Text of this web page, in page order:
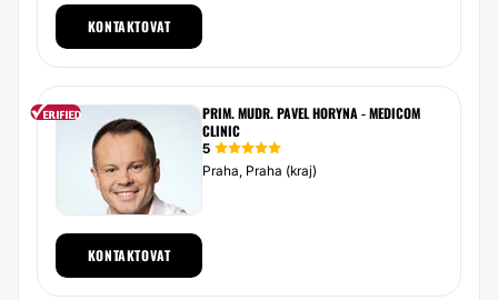
KONTAKTOVAT
PRIM. MUDR. PAVEL HORYNA - MEDICOM
CLINIC
5
Praha, Praha (kraj)
KONTAKTOVAT